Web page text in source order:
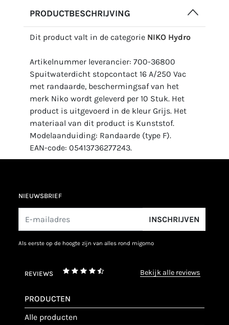
PRODUCTBESCHRIJVING
Dit product valt in de categorie NIKO Hydro
Artikelnummer leverancier: 700-36800
Spuitwaterdicht stopcontact 16 A/250 Vac
met randaarde, beschermingsaf van het
merk Niko wordt geleverd per 10 Stuk. Het
product is uitgevoerd in de kleur Grijs. Het
materiaal van dit product is Kunststof.
Modelaanduiding: Randaarde (type F).
EAN-code: 05413736277243.
NIEUWSBRIEF
INSCHRIJVEN
als eerste op de hoogte zijn van alles rond migomo
REVIEWS bekijk alle reviews
PRODUCTEN
alle producten